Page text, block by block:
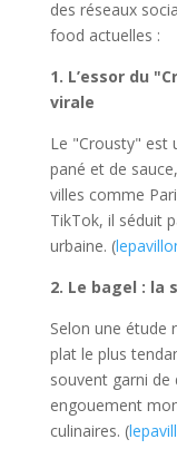
des réseaux
food actuelles :
1. L’essor du
virale
Le "Crousty" est
pané et de
villes comme
TikTok, il séduit
urbaine. (
2. Le bagel : la
Selon une étude
plat le plus
souvent garni de
engouement
culinaires. (